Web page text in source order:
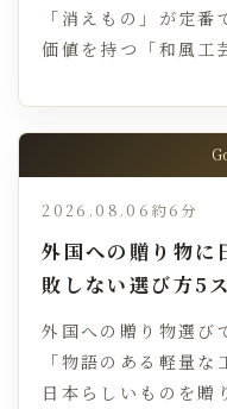
「消えもの」が定
価値を持つ「和風工
2026.08.06 約6分
外国への贈り物に
敗しない選び方5
外国への贈り物選び
「物語のある軽量
日本らしいものを贈